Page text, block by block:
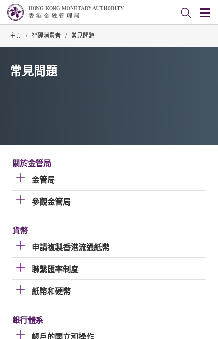
主頁 / 智醒消費者 / 常見問題
常見問題
關於金管局
金管局
參觀金管局
貨幣
申請複製香港流通紙幣
聯繫匯率制度
紙幣和硬幣
銀行體系
帳戶的開立和操作